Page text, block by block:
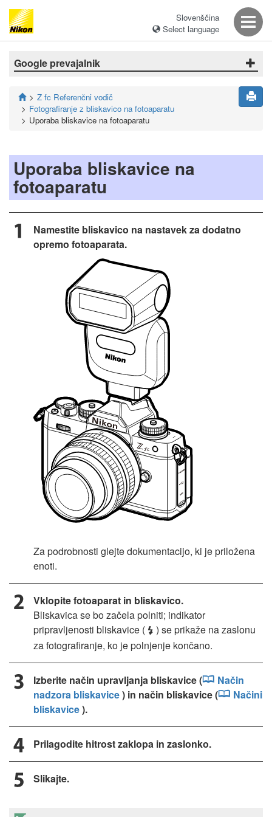
Slovenščina
Select language
Google prevajalnik
Z fc Referenčni vodič
Fotografiranje z bliskavico na fotoaparatu
Uporaba bliskavice na fotoaparatu
Uporaba bliskavice na
fotoaparatu
Namestite bliskavico na nastavek za dodatno
opremo fotoaparata.
Za podrobnosti glejte dokumentacijo, ki je priložena
enoti.
Vklopite fotoaparat in bliskavico.
Bliskavica se bo začela polniti; indikator
pripravljenosti bliskavice ( c ) se prikaže na zaslonu
za fotografiranje, ko je polnjenje končano.
Izberite način upravljanja bliskavice (
Način
nadzora bliskavice) in način bliskavice (
Načini
bliskavice).
Prilagodite hitrost zaklopa in zaslonko.
Slikajte.